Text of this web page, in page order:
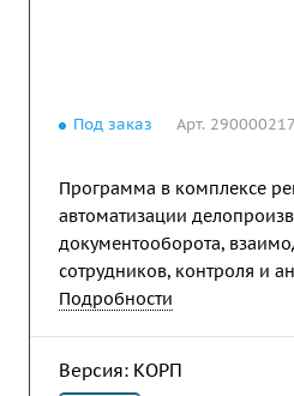
Под заказ Арт.
Программа в комплексе
автоматизации
документооборота,
сотрудников, контроля и
исполнительской
государственные
Подробности
Версия: КОРП